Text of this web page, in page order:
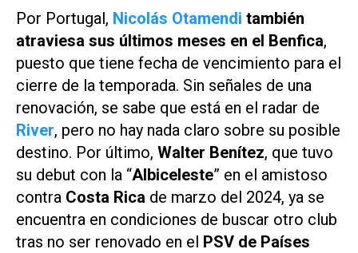
Por Portugal, Nicolás Otamendi también
atraviesa sus últimos meses en el Benfica,
puesto que tiene fecha de vencimiento para el
cierre de la temporada. Sin señales de una
renovación, se sabe que está en el radar de
River, pero no hay nada claro sobre su posible
destino. Por último, Walter Benítez, que tuvo
su debut con la “Albiceleste” en el amistoso
contra Costa Rica de marzo del 2024, ya se
encuentra en condiciones de buscar otro club
tras no ser renovado en el PSV de Países